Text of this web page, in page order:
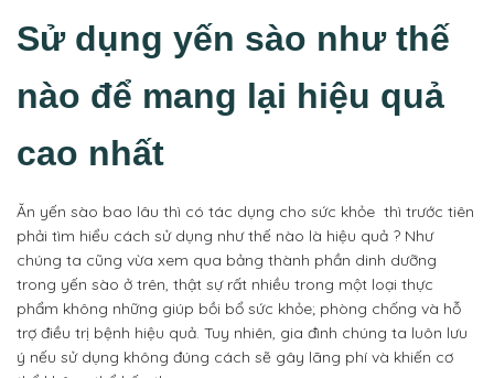
Sử dụng yến sào như thế
nào để mang lại hiệu quả
cao nhất
Ăn yến sào bao lâu thì có tác dụng cho sức khỏe thì trước tiên
phải tìm hiểu cách sử dụng như thế nào là hiệu quả ? Như
chúng ta cũng vừa xem qua bảng thành phần dinh dưỡng
trong yến sào ở trên, thật sự rất nhiều trong một loại thực
phẩm không những giúp bồi bổ sức khỏe; phòng chống và hỗ
trợ điều trị bệnh hiệu quả. Tuy nhiên, gia đình chúng ta luôn lưu
ý nếu sử dụng không đúng cách sẽ gây lãng phí và khiến cơ